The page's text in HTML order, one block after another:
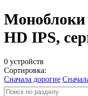
HD IPS,
0 устройств
Сортировка:
Сначала дорогие